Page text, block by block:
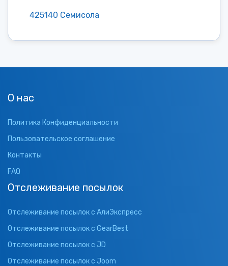
425140 Семисола
О нас
Политика Конфиденциальности
Пользовательское соглашение
Контакты
FAQ
Отслеживание посылок
Отслеживание посылок с АлиЭкспресс
Отслеживание посылок с GearBest
Отслеживание посылок с JD
Отслеживание посылок с Joom